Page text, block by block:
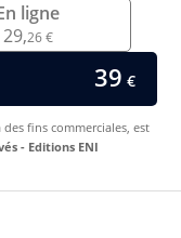
ligne
29,26 €
39 €
fins commerciales, est
- Editions ENI